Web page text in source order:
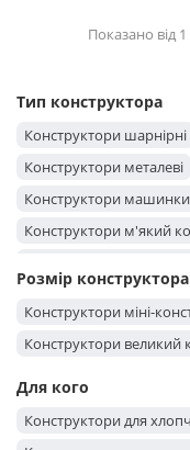
Показано від
Тип конструктора
Конструктори шарнірні
Конструктори металеві
Конструктори
Конструктори м'який
Конструктори
Конструктори
Конструктори з
Конструктори з
Конструктори
Розмір конструктора
Конструктори міні-
Конструктори великий
Для кого
Конструктори для